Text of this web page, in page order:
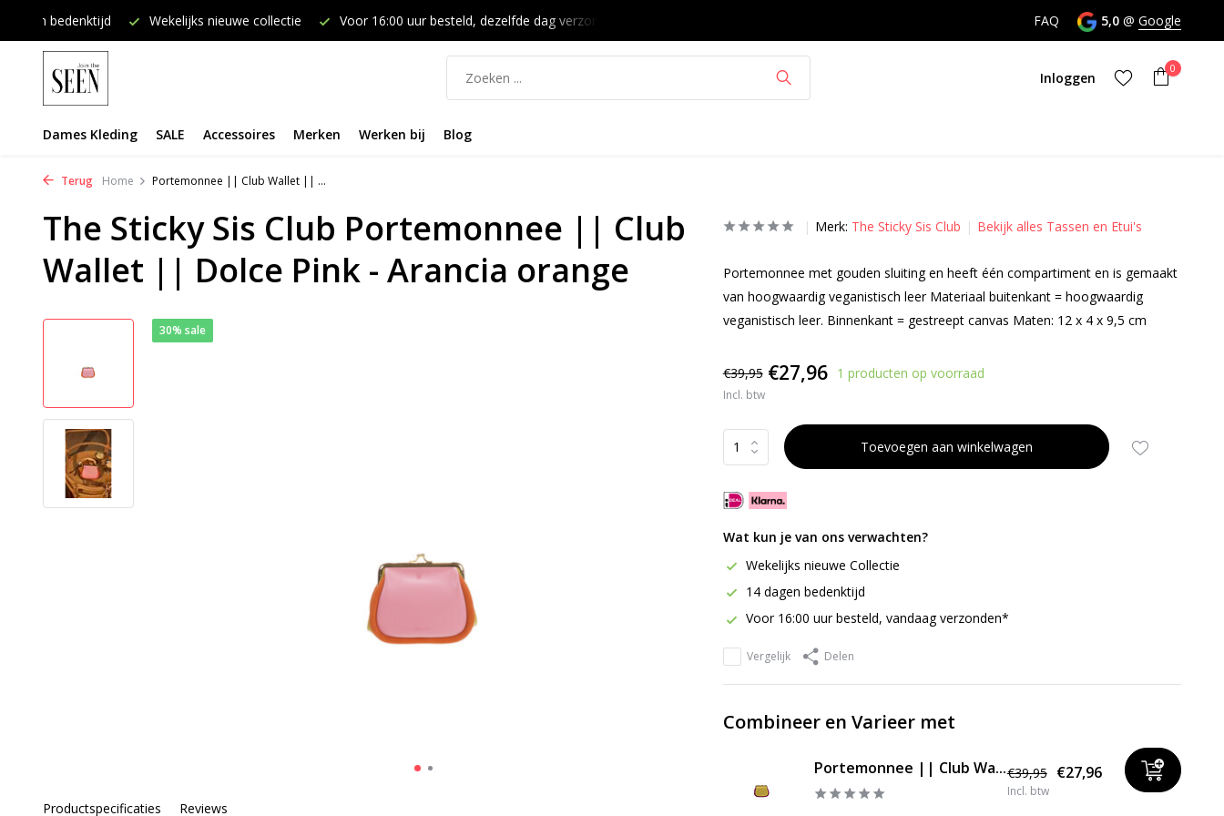
dagen bedenktijd Wekelijks nieuwe collectie Voor 16:00 uur besteld, dezelfde dag verzonden FAQ 5,0 @ Google
Inloggen
Account aanmaken
0
Dames Kleding SALE Accessoires Merken Werken bij Blog
Terug Home Portemonnee || Club Wallet || ...
The Sticky Sis Club Portemonnee || Club
Wallet || Dolce Pink - Arancia orange
30% sale
Productspecificaties Reviews
Merk: The Sticky Sis Club Bekijk alles Tassen en Etui's
Portemonnee met gouden sluiting en heeft één compartiment en is gemaakt
van hoogwaardig veganistisch leer Materiaal buitenkant = hoogwaardig
veganistisch leer. Binnenkant = gestreept canvas Maten: 12 x 4 x 9,5 cm
€39,95 €27,96 1 producten op voorraad
Incl. btw
Toevoegen aan winkelwagen
Wat kun je van ons verwachten?
Wekelijks nieuwe Collectie
14 dagen bedenktijd
Voor 16:00 uur besteld, vandaag verzonden*
Vergelijk Delen
Combineer en Varieer met
Portemonnee || Club Wa...€39,95 €27,96
Incl. btw